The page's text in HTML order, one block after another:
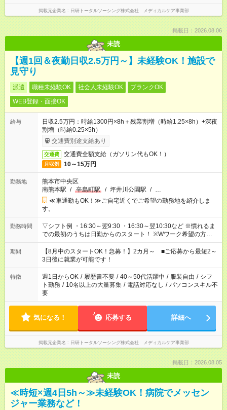
掲載元企業名 日研トータルソーシング株式会社 メディカルケア事業部
掲載日：2026.08.06
未読
【週1回＆夜勤日収2.5万円～】未経験OK！施設で
見守り
派遣 職種未経験OK 社会人未経験OK
ブランクOK
WEB登録・面接OK
給与
日収2.5万円：時給1300円×8h＋残業割増（時給1.25×8h）+深夜
割増（時給0.25×5h）
交通費別途支給あり
交通費 交通費全額支給（ガソリン代もOK！）
月収例 10～15万円
勤務地
熊本市中央区
南熊本駅 / 辛島町駅 / 坪井川公園駅 / …
≪車通勤もOK！≫ご自宅近くでご希望の勤務地を紹介しま
す。
勤務時間
▽シフト例 ・16:30～翌9:30 ・16:30～翌10:30など ※慣れるま
での最初のうちは日勤からのスタート！ ※Wワーク希望の方へ
今ご覧のお仕事で希望する勤務時間と、もう1つのお仕事の勤務
時間。 合計で週40時間を超える場合は応募できません。
期間
【8月中のスタートOK！急募！】2カ月～ ■ご応募から最短2～
3日後に就業が可能です！
特徴 週1日からOK / 履歴書不要 / 40～50代活躍中 / 服装自由 / シフ
ト勤務 / 10名以上の大量募集 / 電話対応なし / パソコンスキル不
要
気になる！ 応募する 詳細へ
掲載元企業名 日研トータルソーシング株式会社 メディカルケア事業部
掲載日：2026.08.05
未読
≪時短×週4日5h～≫未経験OK！病院でメッセン
ジャー業務など！